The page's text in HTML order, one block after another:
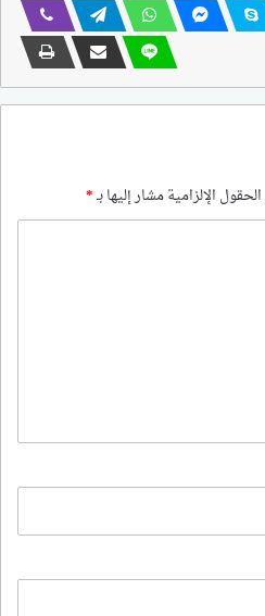
الحقول الإلزامية مشار إليها بـ*